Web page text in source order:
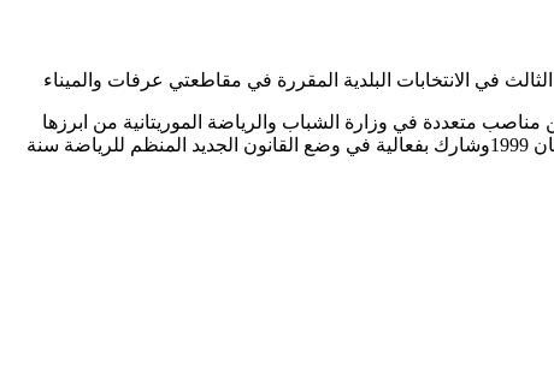
في الانتخابات البلدية المقررة في مقاطعتي عرفات والميناء
متعددة في وزارة الشباب والرياضة الموريتانية من ابرزها
مدير الرياضة لسبعة سنوات ومكلف بمهمة ومفتش عام لوزارة الرياضة وتراس الوفد الموريتاني خلال الالعاب العربية في بيروت 1997وعمان 1999وشارك بفعالية في وضع القانون الجديد المنظم للرياضة سنة